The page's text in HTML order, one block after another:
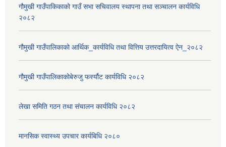
गौमुखी गाउँपाकिकाको गाउँ सभा सचिवालय स्थापना तथा सञ्चालन कार्यविधि
२०८२
गौमुखी गाउँपालिकाको आर्थिक_कार्यविधि तथा वित्तिय उत्तरदायित्व ऐन_२०८२
गौमुखी गाउँपालिकाकोबेरुजु फर्स्यौट कार्यविधि २०८२
लेखा समिति गठन तथा संचालन कार्यविधि २०८२
मानसिक स्वास्थ्य उपचार कार्यबिधि २०८०